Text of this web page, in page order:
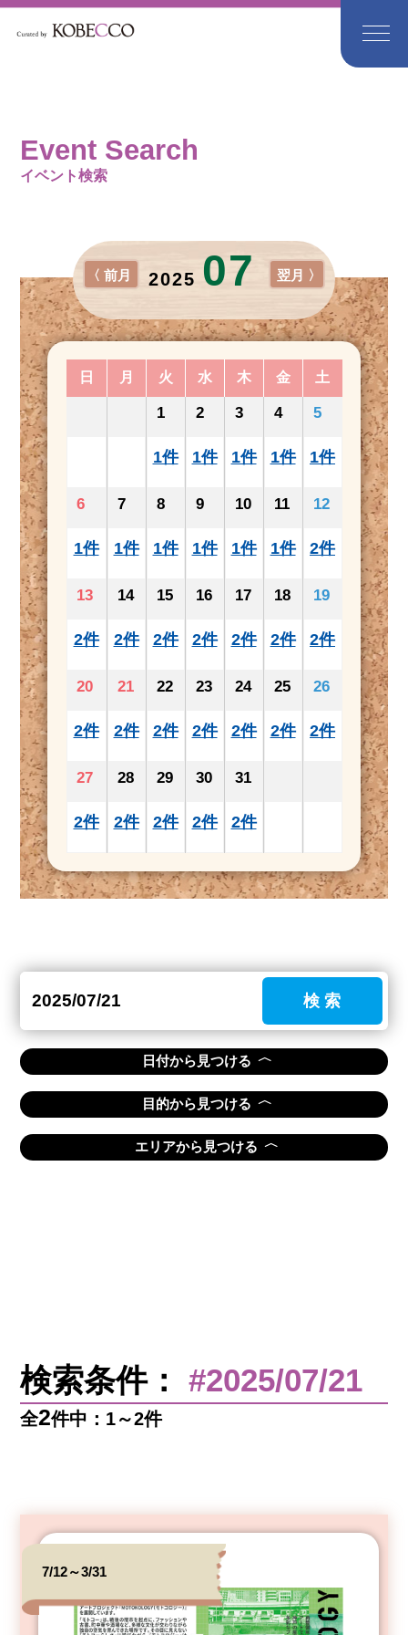
Event Search
イベント検索
2025 07
〈 前月 翌月 〉
日 月 火 水 木 金 土
1
1件
2
1件
3
1件
4
1件
5
1件
6
1件
7
1件
8
1件
9
1件
10
1件
11
1件
12
2件
13
2件
14
2件
15
2件
16
2件
17
2件
18
2件
19
2件
20
2件
21
2件
22
2件
23
2件
24
2件
25
2件
26
2件
27
2件
28
2件
29
2件
30
2件
31
2件
検 索
日付から見つける 〈
目的から見つける 〈
エリアから見つける 〈
検索条件：#2025/07/21
全2件中：1～2件
7/12～3/31